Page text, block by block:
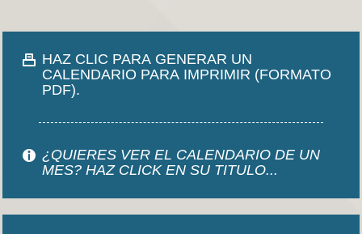
HAZ CLIC PARA GENERAR UN
CALENDARIO PARA IMPRIMIR (FORMATO
PDF).
¿QUIERES VER EL CALENDARIO DE UN
MES? HAZ CLICK EN SU TITULO...